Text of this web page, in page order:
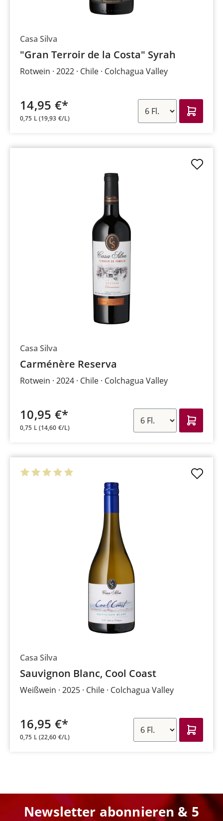
Casa Silva
"Gran Terroir de la Costa" Syrah
Rotwein 2022 Chile Colchagua Valley
14,95 €*
0,75 L(19,93 €/L)
Casa Silva
Carménère Reserva
Rotwein 2024 Chile Colchagua Valley
10,95 €*
0,75 L(14,60 €/L)
Casa Silva
Sauvignon Blanc, Cool Coast
Weißwein 2025 Chile Colchagua Valley
16,95 €*
0,75 L(22,60 €/L)
Newsletter abonnieren & 5